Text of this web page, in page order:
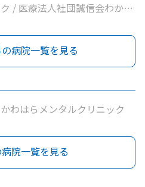
/ 医療法人社団誠信会わかば
病院一覧を見る
わはらメンタルクリニック
院一覧を見る